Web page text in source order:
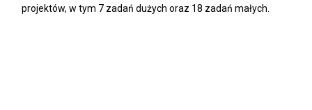
projektów, w tym 7 zadań dużych oraz 18 zadań małych.